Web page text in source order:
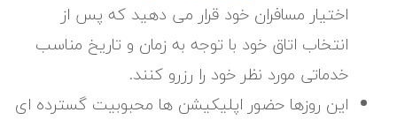
اختیار مسافران خود قرار می دهید که پس از
انتخاب اتاق خود با توجه به زمان و تاریخ مناسب
خدماتی مورد نظر خود را رزرو کنند.
این روزها حضور اپلیکیشن ها محبوبیت گسترده ای